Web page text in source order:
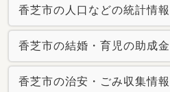
香芝市の人口などの統計情報
香芝市の結婚・育児の助成金
香芝市の治安・ごみ収集情報